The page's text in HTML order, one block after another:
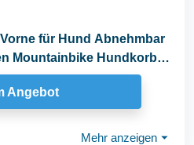
für Hund Abnehmbar
Mountainbike Hundkorb
Angebot
Mehr anzeigen ⏷